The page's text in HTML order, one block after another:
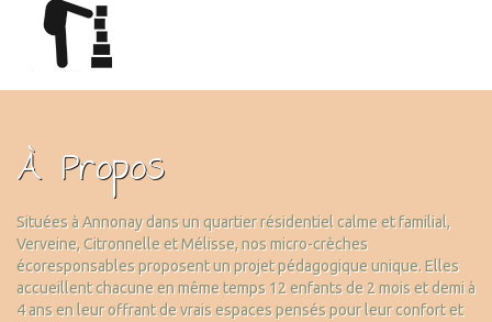
À Propos
Situées à Annonay dans un quartier résidentiel calme et familial,
Verveine, Citronnelle et Mélisse, nos micro-crèches
écoresponsables proposent un projet pédagogique unique. Elles
accueillent chacune en même temps 12 enfants de 2 mois et demi à
4 ans en leur offrant de vrais espaces pensés pour leur confort et